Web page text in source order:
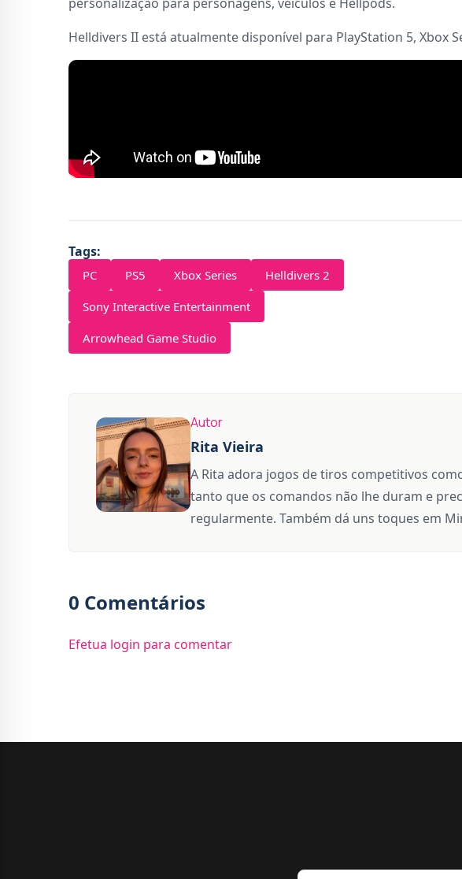
Helldivers II está atualmente disponível para PlayStation 5, Xbox
Tags:
PC PS5 Xbox Series
Helldivers 2
Sony Interactive Entertainment
Arrowhead Game Studio
Autor
Rita Vieira
A Rita adora jogos de tiros competitivos
tanto que os comandos não lhe duram e
regularmente. Também dá uns toques em
0 Comentários
Efetua login para comentar